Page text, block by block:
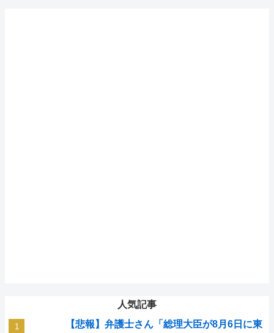
人気記事
【悲報】弁護士さん「総理大臣が8月6日に東